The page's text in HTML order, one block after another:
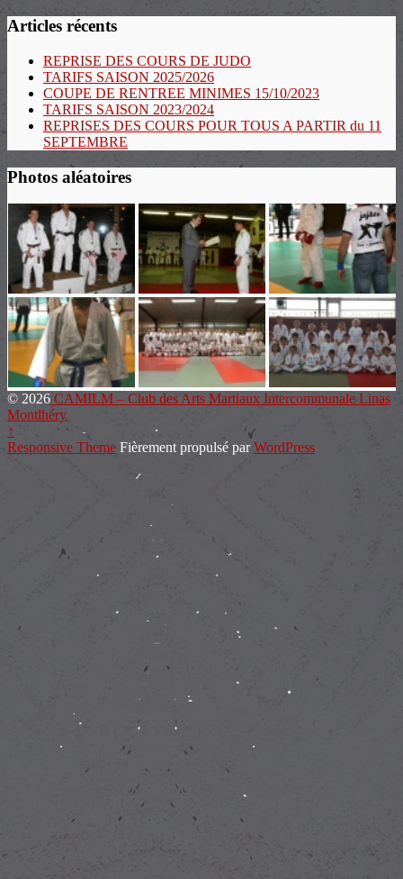
Articles récents
REPRISE DES COURS DE JUDO
TARIFS SAISON 2025/2026
COUPE DE RENTREE MINIMES 15/10/2023
TARIFS SAISON 2023/2024
REPRISES DES COURS POUR TOUS A PARTIR du 11
SEPTEMBRE
Photos aléatoires
© 2026 CAMILM – Club des Arts Martiaux Intercommunale Linas
Montlhéry
↑
Responsive Theme Fièrement propulsé parWordPress